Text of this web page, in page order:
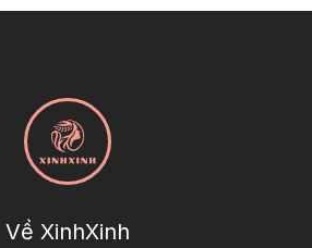
Về XinhXinh